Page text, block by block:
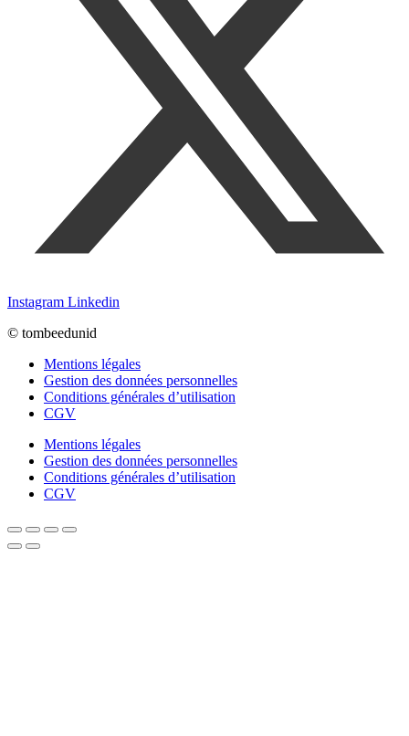
Instagram Linkedin
© tombeedunid
Mentions légales
Gestion des données personnelles
Conditions générales d’utilisation
CGV
Mentions légales
Gestion des données personnelles
Conditions générales d’utilisation
CGV